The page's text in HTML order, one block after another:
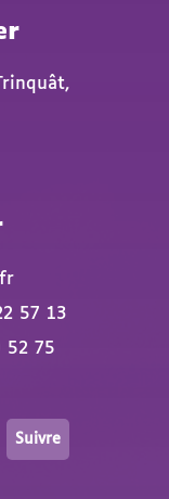
57 13
52 75
Suivre